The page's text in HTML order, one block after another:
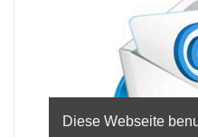
Diese Webseite